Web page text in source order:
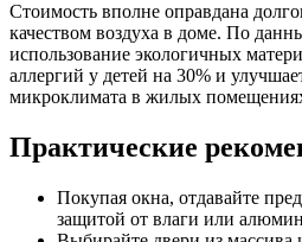
Стоимость вполне оправдана
качеством воздуха в доме. По
использование экологичных
аллергий у детей на 30% и
микроклимата в жилых
Практические
Покупая окна, отдавайте
защитой от влаги или